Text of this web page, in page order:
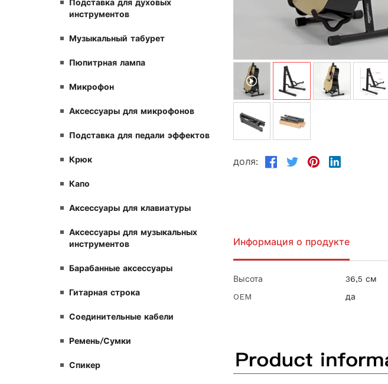
Подставка для духовых
инструментов
Музыкальный табурет
Пюпитрная лампа
Микрофон
Аксессуары для микрофонов
Подставка для педали эффектов
Крюк
Капо
Аксессуары для клавиатуры
Аксессуары для музыкальных
инструментов
Барабанные аксессуары
Гитарная строка
Соединительные кабели
Ремень/Сумки
Спикер
доля:
Информация о продукте
Высота 36,5 см
OEM
да